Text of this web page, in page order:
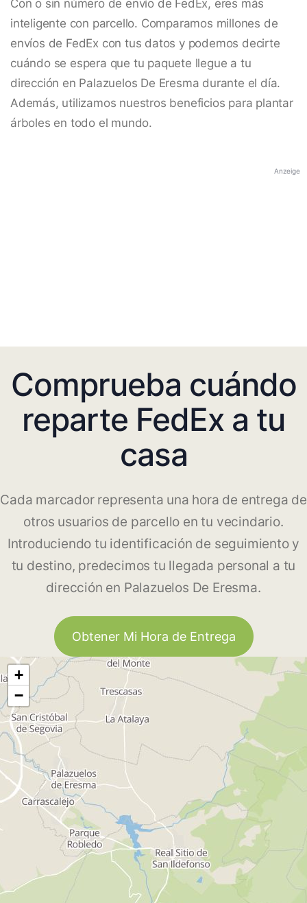
Con o sin número de envío de FedEx, eres más
inteligente con parcello. Comparamos millones de
envíos de FedEx con tus datos y podemos decirte
cuándo se espera que tu paquete llegue a tu
dirección en Palazuelos De Eresma durante el día.
Además, utilizamos nuestros beneficios para plantar
árboles en todo el mundo.
Anzeige
Comprueba cuándo
reparte FedEx a tu
casa
Cada marcador representa una hora de entrega de
otros usuarios de parcello en tu vecindario.
Introduciendo tu identificación de seguimiento y
tu destino, predecimos tu llegada personal a tu
dirección en Palazuelos De Eresma.
Obtener Mi Hora de Entrega
+
−